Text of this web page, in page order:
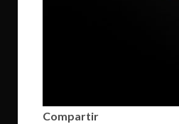
Compartir